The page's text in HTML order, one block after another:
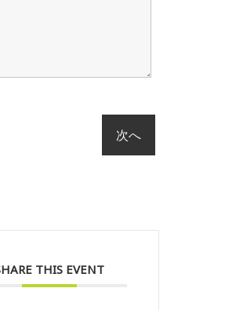
THIS EVENT